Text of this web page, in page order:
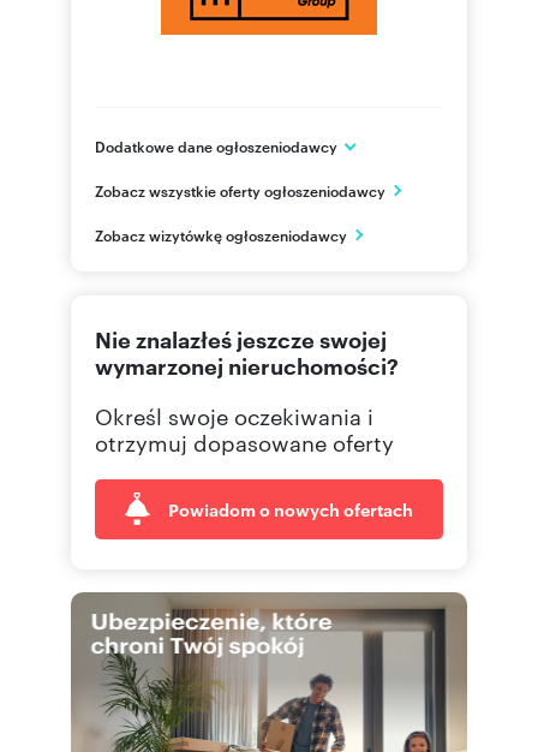
Dodatkowe dane ogłoszeniodawcy
Warszawa
PL
Zobacz wszystkie oferty ogłoszeniodawcy
Zobacz wizytówkę ogłoszeniodawcy
Nie znalazłeś jeszcze swojej
wymarzonej nieruchomości?
Określ swoje oczekiwania i
otrzymuj dopasowane oferty
Powiadom o nowych ofertach